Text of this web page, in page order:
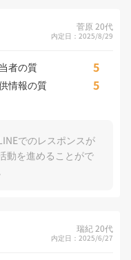
菅原 20代
内定日：2025/8/29
者の質 5
情報の質 5
でのレスポンスが
動を進めることがで
瑞紀 20代
内定日：2025/6/27